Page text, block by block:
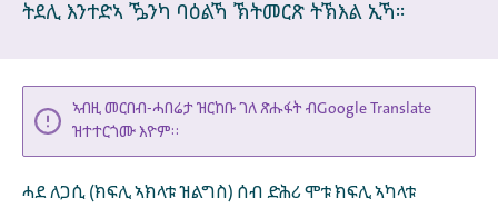
ትደሊ እንተድኣ ዄንካ ባዕልኻ ኽትመርጽ ትኽእል ኢኻ።
ኣብዚ መርበብ-ሓበሬታ ዝርከቡ ገለ ጽሑፋት ብGoogle Translate
ዝተተርጎሙ እዮም።
ሓደ ለጋሲ (ክፍሊ ኣክላቱ ዝልግስ) ሰብ ድሕሪ ሞቱ ክፍሊ ኣካላቱ